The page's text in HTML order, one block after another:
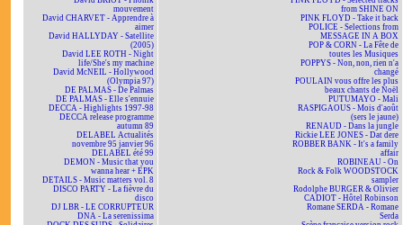
mouvement
David CHARVET - Apprendre à
aimer
David HALLYDAY - Satellite
(2005)
David LEE ROTH - Night
life/She's my machine
David McNEIL - Hollywood
(Olympia 97)
DE PALMAS - De Palmas
DE PALMAS - Elle s'ennuie
DECCA - Highlights 1997-98
DECCA release programme
autumn 89
DELABEL Actualités
novembre 95 janvier 96
DELABEL été 99
DEMON - Music that you
wanna hear + EPK
DETAILS - Music matters vol. 8
DISCO PARTY - La fièvre du
disco
DJ LBR - LE CORRUPTEUR
DNA - La serenissima
from SHINE ON
PINK FLOYD - Take it back
POLICE - Selections from
MESSAGE IN A BOX
POP & CORN - La Fête de
toutes les Musiques
POPPYS - Non, non, rien n'a
changé
POULAIN vous offre les plus
beaux chants de Noël
PUTUMAYO - Mali
RASPIGAOUS - Mois d'août
(sers le jaune)
RENAUD - Dans la jungle
Rickie LEE JONES - Dat dere
ROBBER BANK - It's a family
affair
ROBINEAU - On
Rock & Folk WOODSTOCK
sampler
Rodolphe BURGER & Olivier
CADIOT - Hôtel Robinson
Romane SERDA - Romane
Serda